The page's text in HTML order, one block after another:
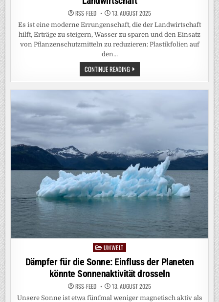
RSS-FEED 13. AUGUST 2025
Es ist eine moderne Errungenschaft, die der Landwirtschaft
hilft, Erträge zu steigern, Wasser zu sparen und den Einsatz
von Pflanzenschutzmitteln zu reduzieren: Plastikfolien auf
den…
CONTINUE READINGSATELLITEN
ENTHÜLLEN
PLASTIK
IN
PostedUMWELT
Dämpfer für die Sonne: Einfluss der Planeten
könnte Sonnenaktivität drosseln
RSS-FEED 13. AUGUST 2025
Unsere Sonne ist etwa fünfmal weniger magnetisch aktiv als